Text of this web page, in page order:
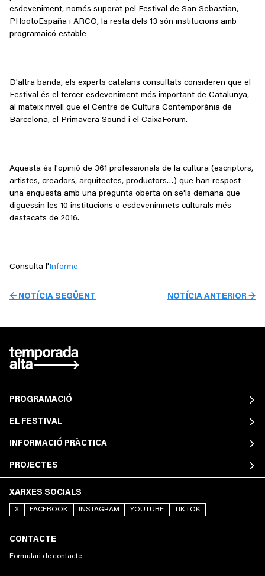
esdeveniment, només superat pel Festival de San Sebastian,
PHootoEspaña i ARCO, la resta dels 13 són institucions amb
programaicó estable
D'altra banda, els experts catalans consultats consideren que el
Festival és el tercer esdeveniment més important de Catalunya,
al mateix nivell que el Centre de Cultura Contemporània de
Barcelona, el Primavera Sound i el CaixaForum.
Aquesta és l'opinió de 361 professionals de la cultura (escriptors,
artistes, creadors, arquitectes, productors…) que han respost
una enquesta amb una pregunta oberta on se'ls demana que
diguessin les 10 institucions o esdevenimnets culturals més
destacats de 2016.
Consulta l'Informe
← NOTÍCIA SEGÜENT NOTÍCIA ANTERIOR →
PROGRAMACIÓ
EL FESTIVAL
INFORMACIÓ PRÀCTICA
PROJECTES
XARXES SOCIALS
X FACEBOOK INSTAGRAM YOUTUBE TIKTOK
CONTACTE
Formulari de contacte